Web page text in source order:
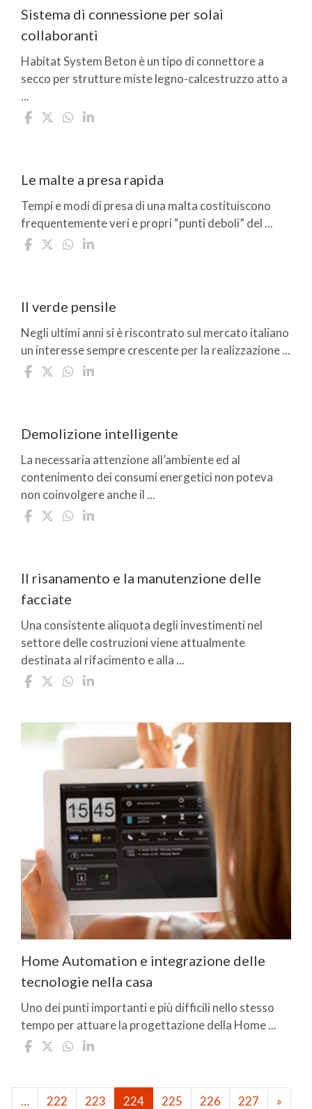
Sistema di connessione per solai
collaboranti
Habitat System Beton è un tipo di connettore a
secco per strutture miste legno-calcestruzzo atto a
...
Le malte a presa rapida
Tempi e modi di presa di una malta costituiscono
frequentemente veri e propri “punti deboli” del ...
Il verde pensile
Negli ultimi anni si è riscontrato sul mercato italiano
un interesse sempre crescente per la realizzazione ...
Demolizione intelligente
La necessaria attenzione all’ambiente ed al
contenimento dei consumi energetici non poteva
non coinvolgere anche il ...
Il risanamento e la manutenzione delle
facciate
Una consistente aliquota degli investimenti nel
settore delle costruzioni viene attualmente
destinata al rifacimento e alla ...
Home Automation e integrazione delle
tecnologie nella casa
Uno dei punti importanti e più difficili nello stesso
tempo per attuare la progettazione della Home ...
… 222 223 224 225 226 227 »